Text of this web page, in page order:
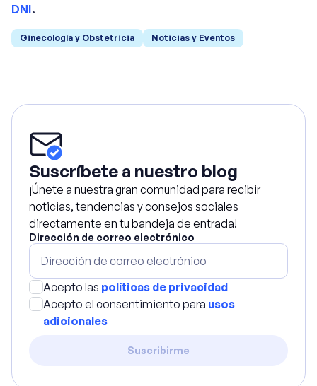
DNI.
Ginecología y Obstetricia Noticias y Eventos
Suscríbete a nuestro blog
¡Únete a nuestra gran comunidad para recibir
noticias, tendencias y consejos sociales
directamente en tu bandeja de entrada!
Dirección de correo electrónico
Acepto las políticas de privacidad
Acepto el consentimiento para usos
adicionales
Suscribirme